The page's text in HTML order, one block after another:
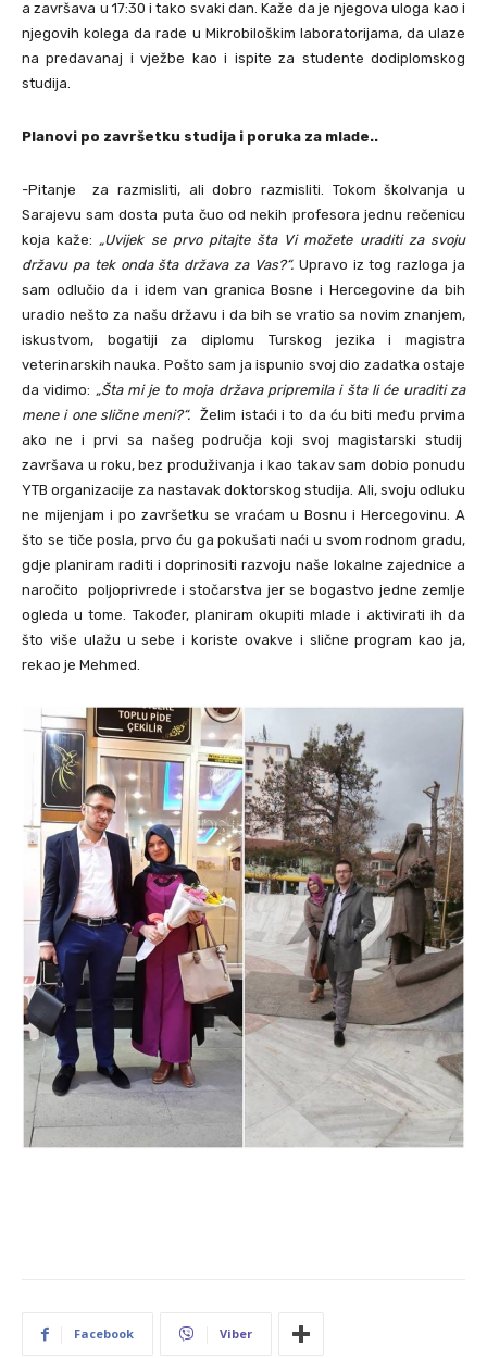
a završava u 17:30 i tako svaki dan. Kaže da je njegova uloga kao i
njegovih kolega da rade u Mikrobiloškim laboratorijama, da ulaze
na predavanaj i vježbe kao i ispite za studente dodiplomskog
studija.
Planovi po završetku studija i poruka za mlade..
-Pitanje za razmisliti, ali dobro razmisliti. Tokom školvanja u
Sarajevu sam dosta puta čuo od nekih profesora jednu rečenicu
koja kaže: „Uvijek se prvo pitajte šta Vi možete uraditi za svoju
državu pa tek onda šta država za Vas?“.Upravo iz tog razloga ja
sam odlučio da i idem van granica Bosne i Hercegovine da bih
uradio nešto za našu državu i da bih se vratio sa novim znanjem,
iskustvom, bogatiji za diplomu Turskog jezika i magistra
veterinarskih nauka. Pošto sam ja ispunio svoj dio zadatka ostaje
da vidimo: „Šta mi je to moja država pripremila i šta li će uraditi za
mene i one slične meni?“.Želim istaći i to da ću biti među prvima
ako ne i prvi sa našeg područja koji svoj magistarski studij
završava u roku, bez produživanja i kao takav sam dobio ponudu
YTB organizacije za nastavak doktorskog studija. Ali, svoju odluku
ne mijenjam i po završetku se vraćam u Bosnu i Hercegovinu. A
što se tiče posla, prvo ću ga pokušati naći u svom rodnom gradu,
gdje planiram raditi i doprinositi razvoju naše lokalne zajednice a
naročito poljoprivrede i stočarstva jer se bogastvo jedne zemlje
ogleda u tome. Također, planiram okupiti mlade i aktivirati ih da
što više ulažu u sebe i koriste ovakve i slične program kao ja,
rekao je Mehmed.
Facebook Viber